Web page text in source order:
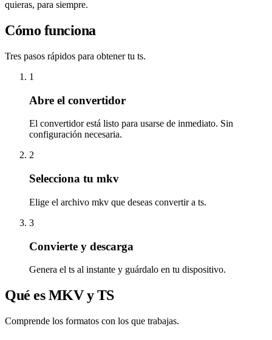
quieras, para siempre.
Cómo funciona
Tres pasos rápidos para obtener tu ts.
1
Abre el convertidor
El convertidor está listo para usarse de inmediato. Sin
configuración necesaria.
2
Selecciona tu mkv
Elige el archivo mkv que deseas convertir a ts.
3
Convierte y descarga
Genera el ts al instante y guárdalo en tu dispositivo.
Qué es MKV y TS
Comprende los formatos con los que trabajas.